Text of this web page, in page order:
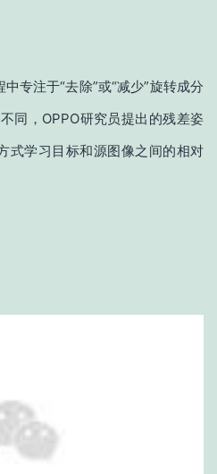
专注于“去除”或“减少”旋转成分
同，OPPO研究员提出的残差姿
式学习目标和源图像之间的相对